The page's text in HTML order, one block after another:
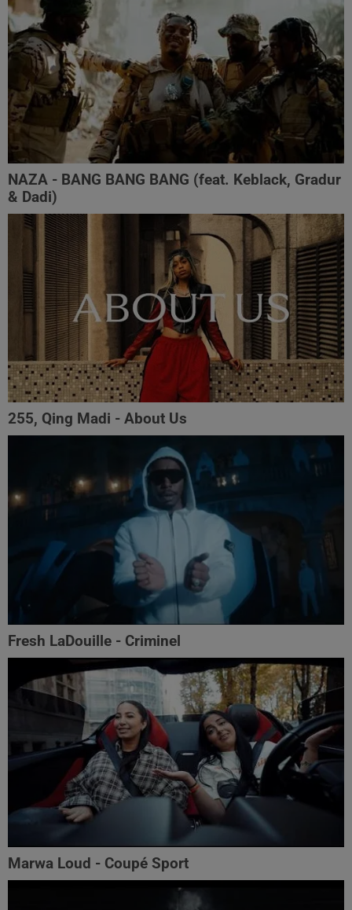
NAZA - BANG BANG BANG (feat. Keblack, Gradur
& Dadi)
255, Qing Madi - About Us
Fresh LaDouille - Criminel
Marwa Loud - Coupé Sport